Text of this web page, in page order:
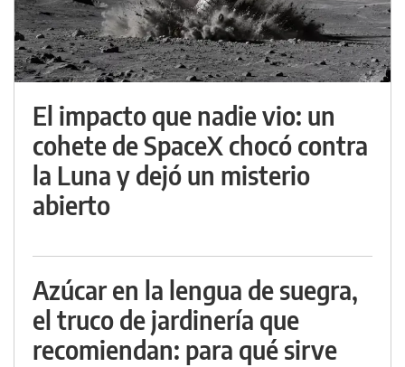
El impacto que nadie vio: un
cohete de SpaceX chocó contra
la Luna y dejó un misterio
abierto
Azúcar en la lengua de suegra,
el truco de jardinería que
recomiendan: para qué sirve